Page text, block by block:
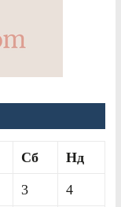
Сб Нд
3 4